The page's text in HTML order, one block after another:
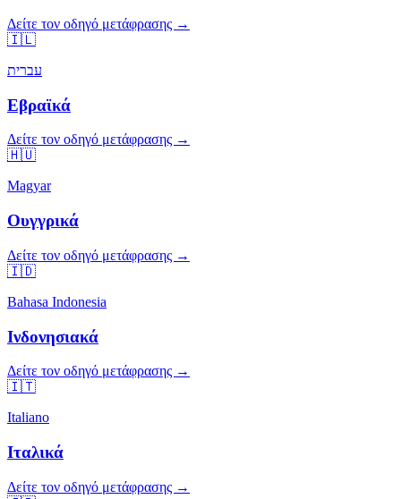
Δείτε τον οδηγό μετάφρασης →
🇮🇱
עברית
Εβραϊκά
Δείτε τον οδηγό μετάφρασης →
🇭🇺
Magyar
Ουγγρικά
Δείτε τον οδηγό μετάφρασης →
🇮🇩
Bahasa Indonesia
Ινδονησιακά
Δείτε τον οδηγό μετάφρασης →
🇮🇹
Italiano
Ιταλικά
Δείτε τον οδηγό μετάφρασης →